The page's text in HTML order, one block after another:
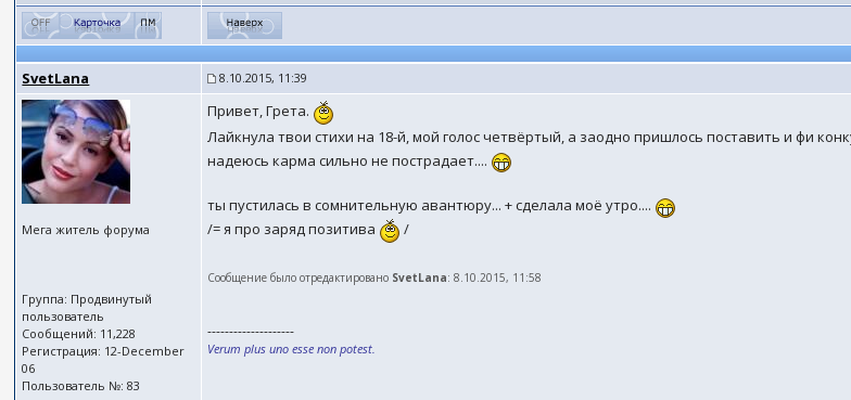
SvetLana 8.10.2015, 11:39
Мега житель форума
Группа: Продвинутый
пользователь
Сообщений: 11,228
Регистрация: 12-December
06
Пользователь №: 83
Привет, Грета.
Лайкнула твои стихи на 18-й, мой голос четвёртый, а заодно пришлось поставить и фи
надеюсь карма сильно не пострадает....
ты пустилась в сомнительную авантюру... + сделала моё утро....
/= я про заряд позитива
/
Сообщение было отредактировано SvetLana: 8.10.2015, 11:58
--------------------
Verum plus uno esse non potest.